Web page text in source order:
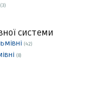
(3)
системи
(42)
(8)